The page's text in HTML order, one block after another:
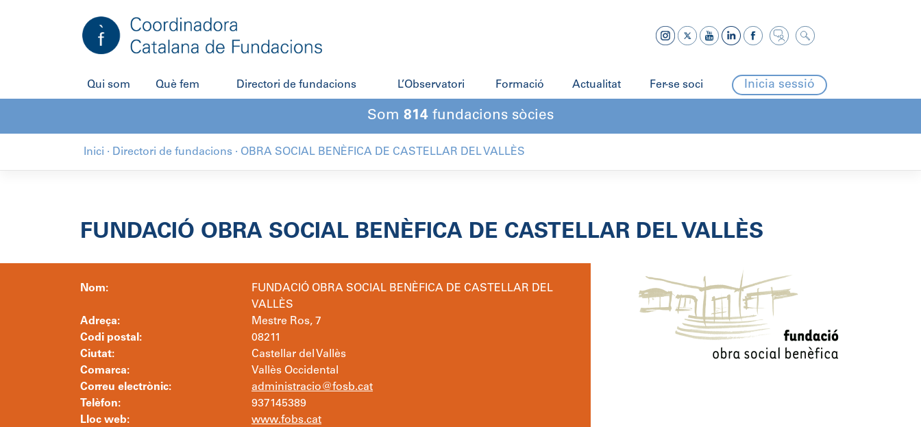
Qui som Què fem Directori de fundacions L’Observatori Formació Actualitat Fer-se soci Inicia sessió
Som 814 fundacions sòcies
Inici · Directori de fundacions · OBRA SOCIAL BENÈFICA DE CASTELLAR DEL VALLÈS
FUNDACIÓ OBRA SOCIAL BENÈFICA DE CASTELLAR DEL VALLÈS
Nom:
FUNDACIÓ OBRA SOCIAL BENÈFICA DE CASTELLAR DEL
VALLÈS
Adreça:
Mestre Ros, 7
Codi postal:
08211
Ciutat:
Castellar del Vallès
Comarca:
Vallès Occidental
Correu electrònic:
administracio@fosb.cat
Telèfon:
937145389
Lloc web:
www.fobs.cat